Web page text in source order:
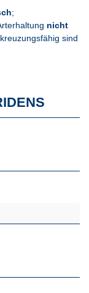
;
nicht
sind